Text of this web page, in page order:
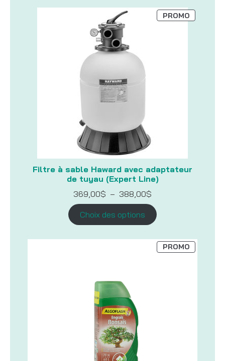
Filtre à sable Haward avec adaptateur
de tuyau (Expert Line)
PROMOPRODUIT
EN
369,00$ – 388,00$
prix :
369,00$
à
Choix des options
PROMOPRODUIT
EN